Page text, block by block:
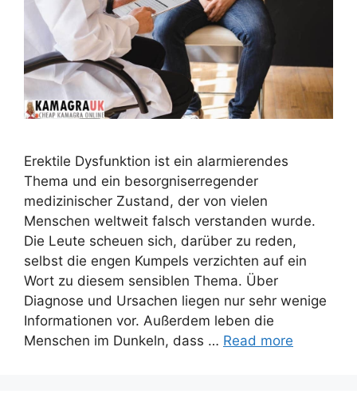
Erektile Dysfunktion ist ein alarmierendes
Thema und ein besorgniserregender
medizinischer Zustand, der von vielen
Menschen weltweit falsch verstanden wurde.
Die Leute scheuen sich, darüber zu reden,
selbst die engen Kumpels verzichten auf ein
Wort zu diesem sensiblen Thema. Über
Diagnose und Ursachen liegen nur sehr wenige
Informationen vor. Außerdem leben die
Menschen im Dunkeln, dass … Read more